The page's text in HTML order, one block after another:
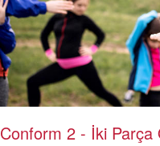
Conform 2 - İki Parça